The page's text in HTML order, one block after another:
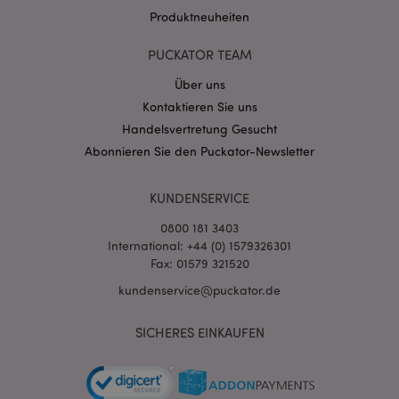
Produktneuheiten
PUCKATOR TEAM
Über uns
Kontaktieren Sie uns
Handelsvertretung Gesucht
Abonnieren Sie den Puckator-Newsletter
KUNDENSERVICE
0800 181 3403
International: +44 (0) 1579326301
Fax: 01579 321520
kundenservice@puckator.de
SICHERES EINKAUFEN
invalidation
Datenschutzbestimmungen von Google